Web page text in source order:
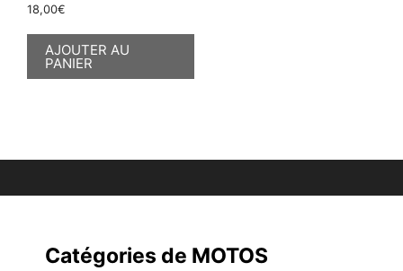
18,00€
AJOUTER AU
PANIER
Catégories de MOTOS